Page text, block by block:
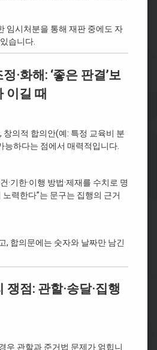
임시처분을 통해 재판 중에도 자
습니다.
·화해: ‘좋은 판결’보
이길 때
창의적 합의안(예: 특정 교육비 분
능하다는 점에서 매력적입니다.
·기한·이행 방법·제재를 수치로 명
노력한다”는 문구는 집행의 근거
, 합의문에는 숫자와 날짜만 남긴
쟁점: 관할·송달·집행
우 관할과 준거법 문제가 얽힙니